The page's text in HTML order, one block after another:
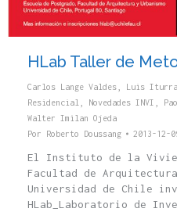
HLab Taller de
Carlos Lange Valdes Luis Iturra
Residencial
Novedades INVI
Walter Imilan Ojeda
Por Roberto Doussang 2013-12-
El Instituto de la
Facultad de
Universidad de Chile
HLab_Laboratorio de